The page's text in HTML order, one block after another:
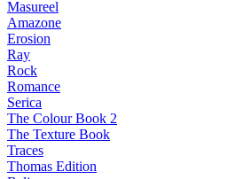
Masureel
Amazone
Erosion
Ray
Rock
Romance
Serica
The Colour Book 2
The Texture Book
Traces
Thomas Edition